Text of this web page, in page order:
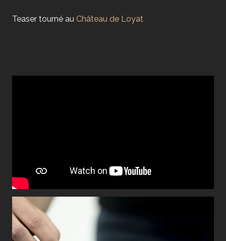
Teaser tourné au Château de Loyat